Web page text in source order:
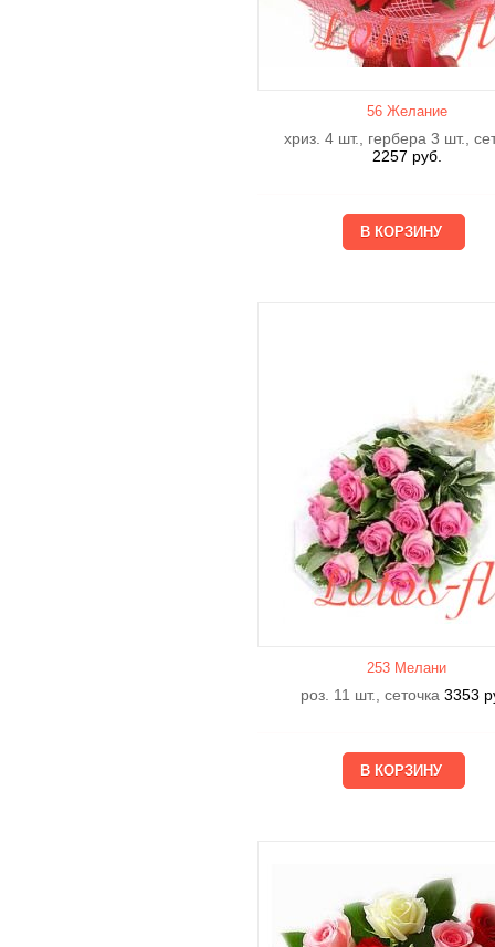
56 Желание
хриз. 4 шт., гербера 3 шт.,
2257 руб.
253 Мелани
роз. 11 шт., сеточка 3353